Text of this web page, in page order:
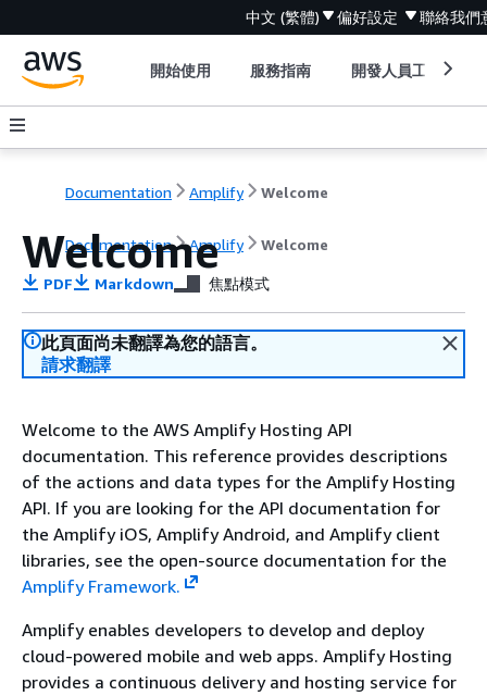
中文 (繁體) 偏好設定 聯絡我們
開始使用 服務指南 開發人員工具
Documentation Amplify Welcome
Documentation Amplify Welcome
Welcome
PDF Markdown 焦點模式
此頁面尚未翻譯為您的語言。
請求翻譯
Welcome to the AWS Amplify Hosting API
documentation. This reference provides descriptions
of the actions and data types for the Amplify Hosting
API. If you are looking for the API documentation for
the Amplify iOS, Amplify Android, and Amplify client
libraries, see the open-source documentation for the
Amplify Framework.
Amplify enables developers to develop and deploy
cloud-powered mobile and web apps. Amplify Hosting
provides a continuous delivery and hosting service for